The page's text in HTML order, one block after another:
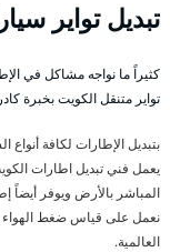
تبديل تواير
كثيراً ما نواجه مشاكل في
تواير متنقل الكويت بخبرة
بتبديل الإطارات لكافة
يعمل فني تبديل اطارات
المباشر بالأرض ويوفر أيضاً
العالمية.